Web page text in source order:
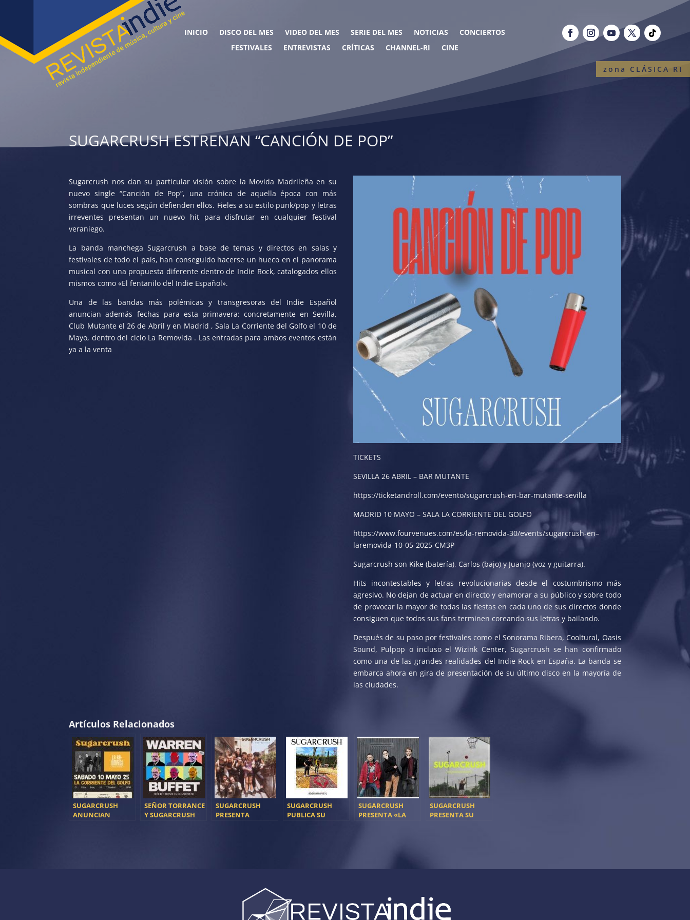
INICIO DISCO DEL MES VIDEO DEL MES SERIE DEL MES NOTICIAS
CONCIERTOS
FESTIVALES
ENTREVISTAS CRÍTICAS CHANNEL-RI CINE
zona CLÁSICA RI
SUGARCRUSH ESTRENAN “CANCIÓN DE POP”
Sugarcrush nos dan su particular visión sobre la Movida Madrileña en su
nuevo single “Canción de Pop”, una crónica de aquella época con más
sombras que luces según defienden ellos. Fieles a su estilo punk/pop y letras
irreventes presentan un nuevo hit para disfrutar en cualquier festival
veraniego.
La banda manchega Sugarcrush a base de temas y directos en salas y
festivales de todo el país, han conseguido hacerse un hueco en el panorama
musical con una propuesta diferente dentro de Indie Rock, catalogados ellos
mismos como «El fentanilo del Indie Español».
Una de las bandas más polémicas y transgresoras del Indie Español
anuncian además fechas para esta primavera: concretamente en Sevilla,
Club Mutante el 26 de Abril y en Madrid , Sala La Corriente del Golfo el 10 de
Mayo, dentro del ciclo La Removida . Las entradas para ambos eventos están
ya a la venta
TICKETS
SEVILLA 26 ABRIL – BAR MUTANTE
https://ticketandroll.com/evento/sugarcrush-en-bar-mutante-sevilla
MADRID 10 MAYO – SALA LA CORRIENTE DEL GOLFO
https://www.fourvenues.com/es/la-removida-30/events/sugarcrush-en–
laremovida-10-05-2025-CM3P
Sugarcrush son Kike (batería), Carlos (bajo) y Juanjo (voz y guitarra).
Hits incontestables y letras revolucionarias desde el costumbrismo más
agresivo. No dejan de actuar en directo y enamorar a su público y sobre todo
de provocar la mayor de todas las fiestas en cada uno de sus directos donde
consiguen que todos sus fans terminen coreando sus letras y bailando.
Después de su paso por festivales como el Sonorama Ribera, Cooltural, Oasis
Sound, Pulpop o incluso el Wizink Center, Sugarcrush se han confirmado
como una de las grandes realidades del Indie Rock en España. La banda se
embarca ahora en gira de presentación de su último disco en la mayoría de
las ciudades.
Artículos Relacionados
SUGARCRUSH
ANUNCIAN
SEÑOR TORRANCE
Y SUGARCRUSH
SUGARCRUSH
PRESENTA
SUGARCRUSH
PUBLICA SU
SUGARCRUSH
PRESENTA «LA
SUGARCRUSH
PRESENTA SU